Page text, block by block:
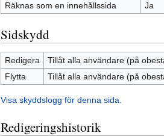
Räknas som en innehållssida
Ja
Sidskydd
Redigera
Tillåt alla användare (på
Flytta
Tillåt alla användare (på
Visa skyddslogg för denna sida.
Redigeringshistorik